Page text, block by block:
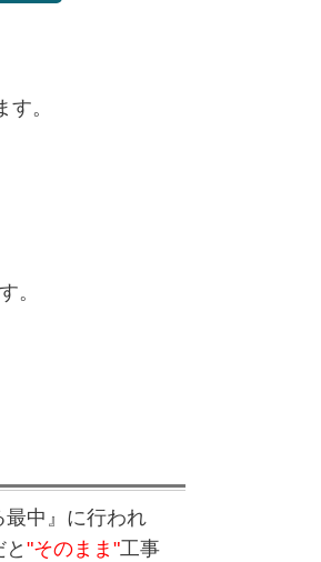
。
。
最中』に行われ
と"そのまま"工事